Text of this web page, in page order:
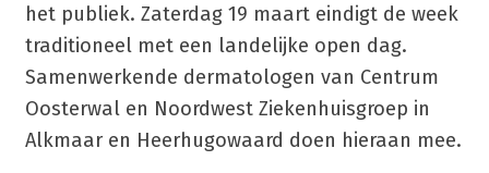
het publiek. Zaterdag 19 maart eindigt de week
traditioneel met een landelijke open dag.
Samenwerkende dermatologen van Centrum
Oosterwal en Noordwest Ziekenhuisgroep in
Alkmaar en Heerhugowaard doen hieraan mee.